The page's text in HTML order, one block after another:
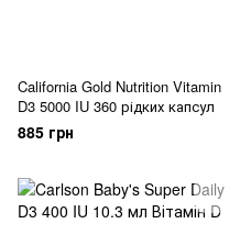
California Gold Nutrition Vitamin
D3 5000 IU 360 рідких капсул
885 грн